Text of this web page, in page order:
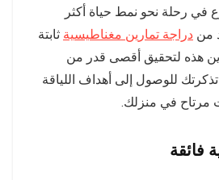
رحلة نحو نمط حياة أكثر
من دراجة تمارين مغناطيسية ثابتة
هذه لتحقيق أقصى قدر من
للوصول إلى أهداف اللياقة
مرتاح في منزلك.
فائقة